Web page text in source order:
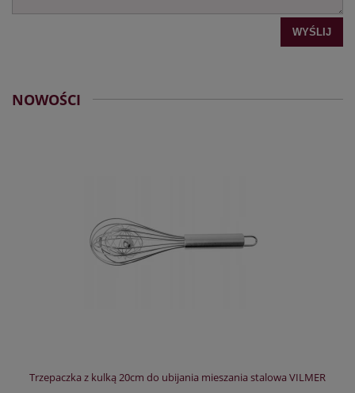
WYŚLIJ
NOWOŚCI
Trzepaczka z kulką 20cm do ubijania mieszania stalowa VILMER